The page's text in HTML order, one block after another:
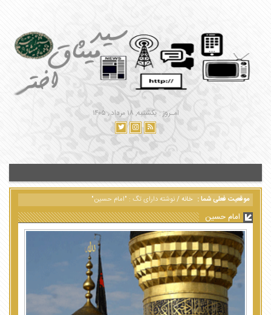
امـروز : یکشنبه, ۱۸ مرداد , ۱۴۰۵
موقعیت فعلی شما : خانه/نوشته دارای تگ : "امام حسین"
امام حسین